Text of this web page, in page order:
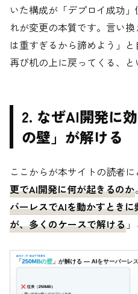
いた構成が「デプロイ成功
れが変更の本質です。言い
は重すぎるから諦めよう」と
再び机の上に戻ってくる、と
2. なぜAI開発に
の壁」が解ける
ここからが本サイトの読者に
更でAI開発に何が起きるのか
バーレスでAIを動かすとき
が、多くのケースで解ける